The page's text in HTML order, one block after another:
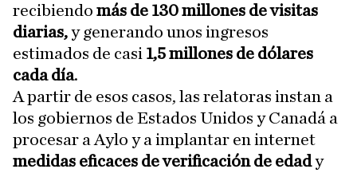
recibiendo más de 130 millones de visitas
diarias,y generando unos ingresos
estimados de casi 1,5 millones de dólares
cada día.
A partir de esos casos, las relatoras instan a
los gobiernos de Estados Unidos y Canadá a
procesar a Aylo y a implantar en internet
medidas eficaces de verificación de edady